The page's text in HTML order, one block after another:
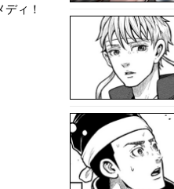
ィ！